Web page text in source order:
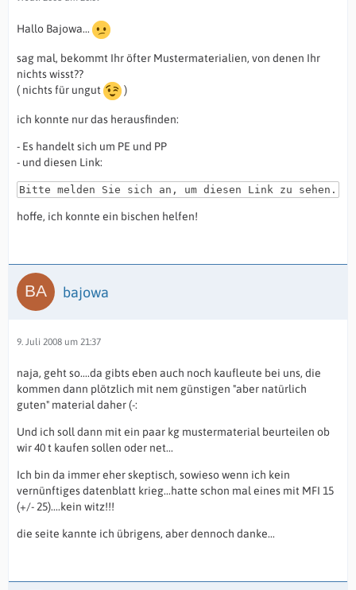
Hallo Bajowa...
sag mal, bekommt Ihr öfter Mustermaterialien, von denen Ihr
nichts wisst??
( nichts für ungut
)
ich konnte nur das herausfinden:
- Es handelt sich um PE und PP
- und diesen Link:
Bitte melden Sie sich an, um diesen Link zu sehen.
hoffe, ich konnte ein bischen helfen!
bajowa
9. Juli 2008 um 21:37
naja, geht so....da gibts eben auch noch kaufleute bei uns, die
kommen dann plötzlich mit nem günstigen "aber natürlich
guten" material daher (-:
Und ich soll dann mit ein paar kg mustermaterial beurteilen ob
wir 40 t kaufen sollen oder net...
Ich bin da immer eher skeptisch, sowieso wenn ich kein
vernünftiges datenblatt krieg...hatte schon mal eines mit MFI 15
(+/- 25)....kein witz!!!
die seite kannte ich übrigens, aber dennoch danke...